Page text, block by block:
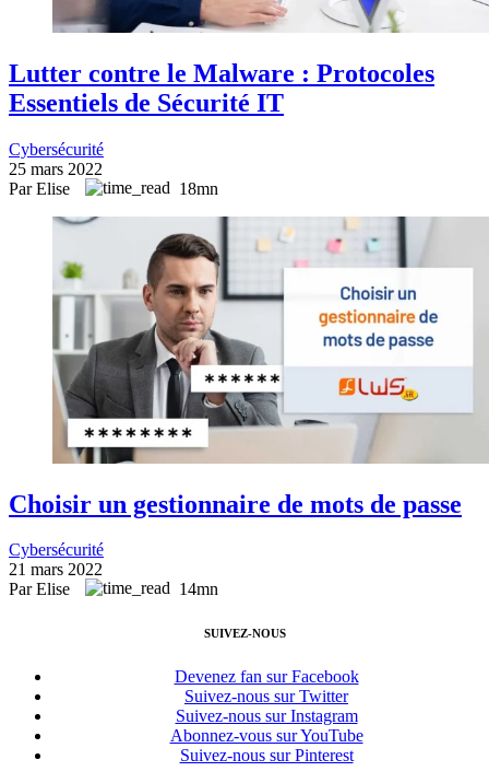
Lutter contre le Malware : Protocoles
Essentiels de Sécurité IT
Cybersécurité
25 mars 2022
Par Elise
18mn
Choisir un gestionnaire de mots de passe
Cybersécurité
21 mars 2022
Par Elise
14mn
SUIVEZ-NOUS
Devenez fan sur Facebook
Suivez-nous sur Twitter
Suivez-nous sur Instagram
Abonnez-vous sur YouTube
Suivez-nous sur Pinterest